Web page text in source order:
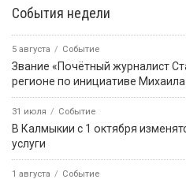
События недели
5 августа Событие
Звание «Почётный журналист
регионе по инициативе
31 июля Событие
В Калмыкии с 1 октября
услуги
1 августа Событие